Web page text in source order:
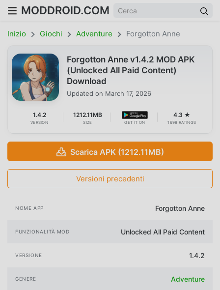
MODDROID.COM
Inizio Giochi Adventure Forgotton Anne
Forgotton Anne v1.4.2 MOD APK
(Unlocked All Paid Content)
Download
Updated on March 17, 2026
1.4.2
VERSION
1212.11MB
SIZE GET IT ON
4.3 ★
1698 RATINGS
Scarica APK (1212.11MB)
Versioni precedenti
NOME APP Forgotton Anne
FUNZIONALITÀ MOD Unlocked All Paid Content
VERSIONE 1.4.2
GENERE Adventure